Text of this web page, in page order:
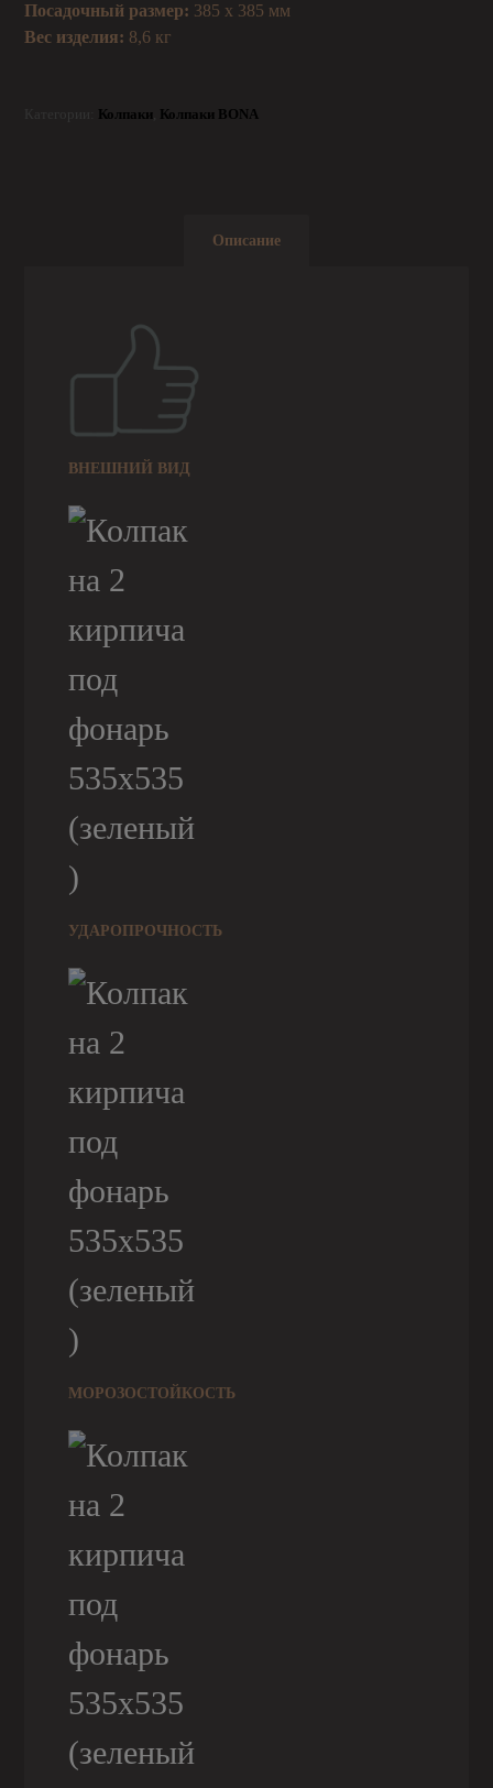
Посадочный размер: 385 х 385 мм
Вес изделия: 8,6 кг
Колпаки Колпаки BONA
Описание
ВНЕШНИЙ ВИД
УДАРОПРОЧНОСТЬ
МОРОЗОСТОЙКОСТЬ